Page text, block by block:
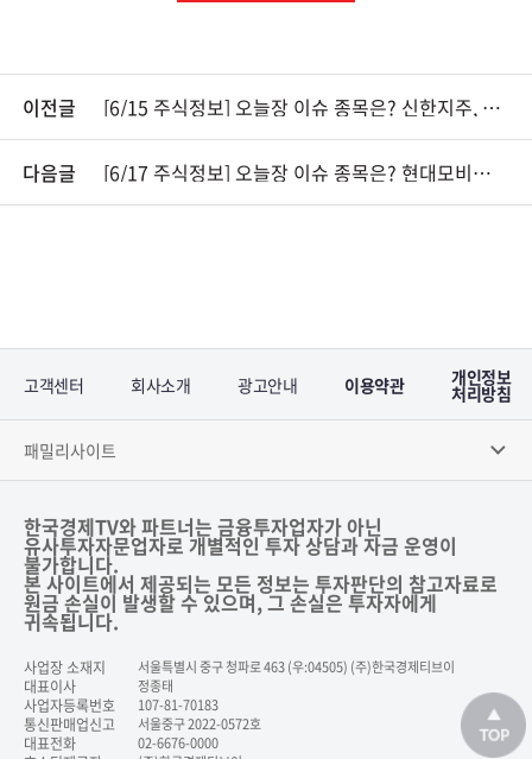
이전글 [6/15 주식정보] 오늘장 이슈 종목은? 신한지주, 한화엔진, 신세계｜한국경제TV 와우넷
다음글 [6/17 주식정보] 오늘장 이슈 종목은? 현대모비스, 코오롱글로벌, 현대건설｜한국경제TV 와우넷
고객센터 회사소개 광고안내 이용약관 개인정보
처리방침
패밀리사이트
한국경제TV와 파트너는 금융투자업자가 아닌
유사투자자문업자로 개별적인 투자 상담과 자금 운영이
불가합니다.
본 사이트에서 제공되는 모든 정보는 투자판단의 참고자료로
원금 손실이 발생할 수 있으며, 그 손실은 투자자에게
귀속됩니다.
사업장 소재지 서울특별시 중구 청파로 463 (우:04505) (주)한국경제티브이
대표이사 정종태
사업자등록번호 107-81-70183
통신판매업신고 서울중구 2022-0572호
대표전화 02-6676-0000